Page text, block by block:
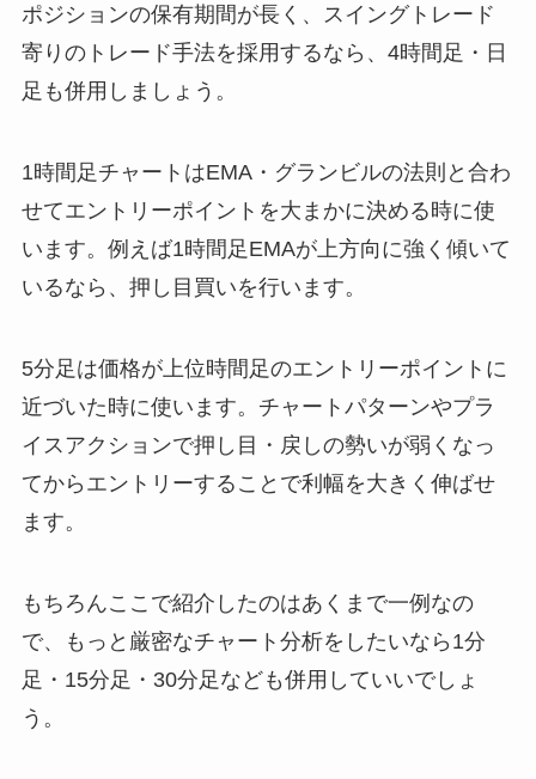
ポジションの保有期間が長く、スイングトレード
寄りのトレード手法を採用するなら、4時間足・日
足も併用しましょう。
1時間足チャートはEMA・グランビルの法則と合わ
せてエントリーポイントを大まかに決める時に使
います。例えば1時間足EMAが上方向に強く傾いて
いるなら、押し目買いを行います。
5分足は価格が上位時間足のエントリーポイントに
近づいた時に使います。チャートパターンやプラ
イスアクションで押し目・戻しの勢いが弱くなっ
てからエントリーすることで利幅を大きく伸ばせ
ます。
もちろんここで紹介したのはあくまで一例なの
で、もっと厳密なチャート分析をしたいなら1分
足・15分足・30分足なども併用していいでしょ
う。